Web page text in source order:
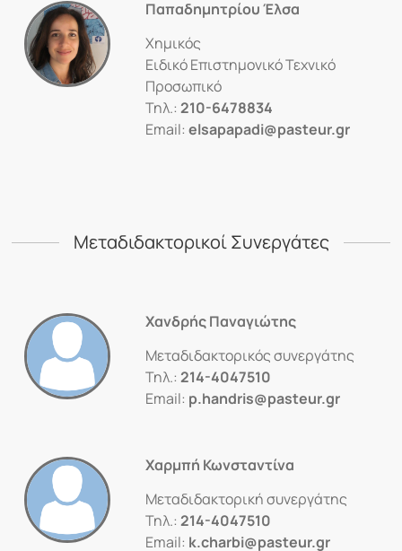
Παπαδημητρίου Έλσα
Χημικός
Ειδικό Επιστημονικό Τεχνικό
Προσωπικό
Τηλ.: 210-6478834
Email: elsapapadi@pasteur.gr
Μεταδιδακτορικοί Συνεργάτες
Χανδρής Παναγιώτης
Μεταδιδακτορικός συνεργάτης
Τηλ.: 214-4047510
Email: p.handris@pasteur.gr
Χαρμπή Κωνσταντίνα
Μεταδιδακτορική συνεργάτης
Τηλ.: 214-4047510
Email: k.charbi@pasteur.gr